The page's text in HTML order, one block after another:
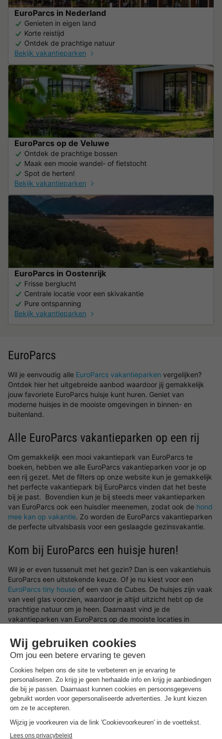
EuroParcs in Nederland
Genieten in eigen land
Korte reistijd
Ontdek de prachtige natuur
Bekijk vakantieparken
EuroParcs op de Veluwe
Ontdek de prachtige bossen
Maak een mooie wandel- of fietstocht
Spot de herten!
Bekijk vakantieparken
EuroParcs in Oostenrijk
Frisse berglucht
Centrale locatie voor een skivakantie
Pure ontspanning
Bekijk vakantieparken
EuroParcs
Wil je eenvoudig alle EuroParcs vakantieparken vergelijken?
Ontdek hier het uitgebreide aanbod waardoor jij gemakkelijk
jouw favoriete EuroParcs huisje kunt huren. Geniet van
moderne huisjes in de mooiste omgevingen in binnen- en
buitenland.
Alle EuroParcs vakantieparken op een rij
Om gemakkelijk een mooi vakantiepark van EuroParcs te
boeken, hebben we alle EuroParcs vakantieparken voor je op
een rij gezet. Met de filters op onze website kun je gemakkelijk
het perfecte vakantiepark bij EuroParcs vinden dat het beste
bij je past. Bovendien kun je bij steeds meer vakantieparken
van EuroParcs ook een huisdier meenemen, zodat ook de hond
mee kan op vakantie. Zo worden de EuroParcs vakantieparken
de perfecte uitvalsbasis voor een geslaagde gezinsvakantie.
Kom bij EuroParcs een huisje huren!
Wil je er even tussenuit met het gezin? Dan is een vakantiehuis
EuroParcs een uitstekende keuze. Of je nu kiest voor een
EuroParcs tiny house of een van de Cubes. De huisjes zijn vaak
van veel glas voorzien, waardoor je altijd uitzicht hebt op de
prachtige natuur om je heen. Daarnaast vind je de
vakantieparken van EuroParcs op de mooiste locaties in
debijzondere vakantiehuisjes ! Bij EuroParcs een huisje huren
betekent kiezen voor comfort, privacy en vrijheid. Veel huisjes
beschikken over een tuin of terras, ideaal voor lange
zomeravonden of een kop koffie in de ochtendzon.
De mooiste EuroParcs locaties
Een vakantiepark EuroParcs staat garant voor comfort, vrijheid
en vooral veel plezier met het gezin. Elk park heeft zijn eigen
sfeer en unieke ligging – of je nu wilt genieten bij een